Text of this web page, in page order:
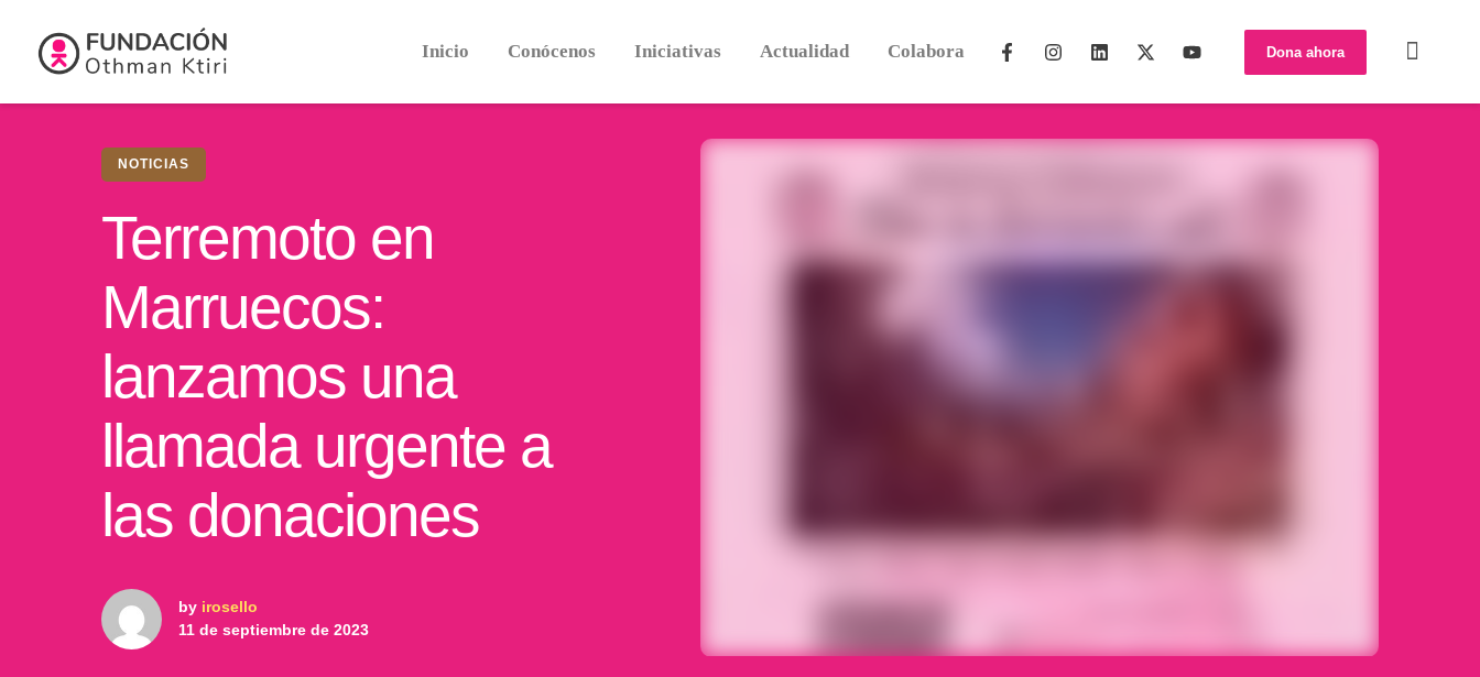
Inicio Conócenos Iniciativas Actualidad Colabora Dona ahora
NOTICIAS
Terremoto en
Marruecos:
lanzamos una
llamada urgente a
las donaciones
by irosello
11 de septiembre de 2023